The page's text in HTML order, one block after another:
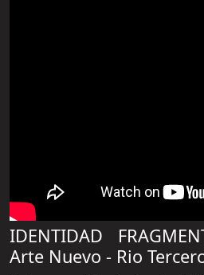
IDENTIDAD
Arte Nuevo - Rio